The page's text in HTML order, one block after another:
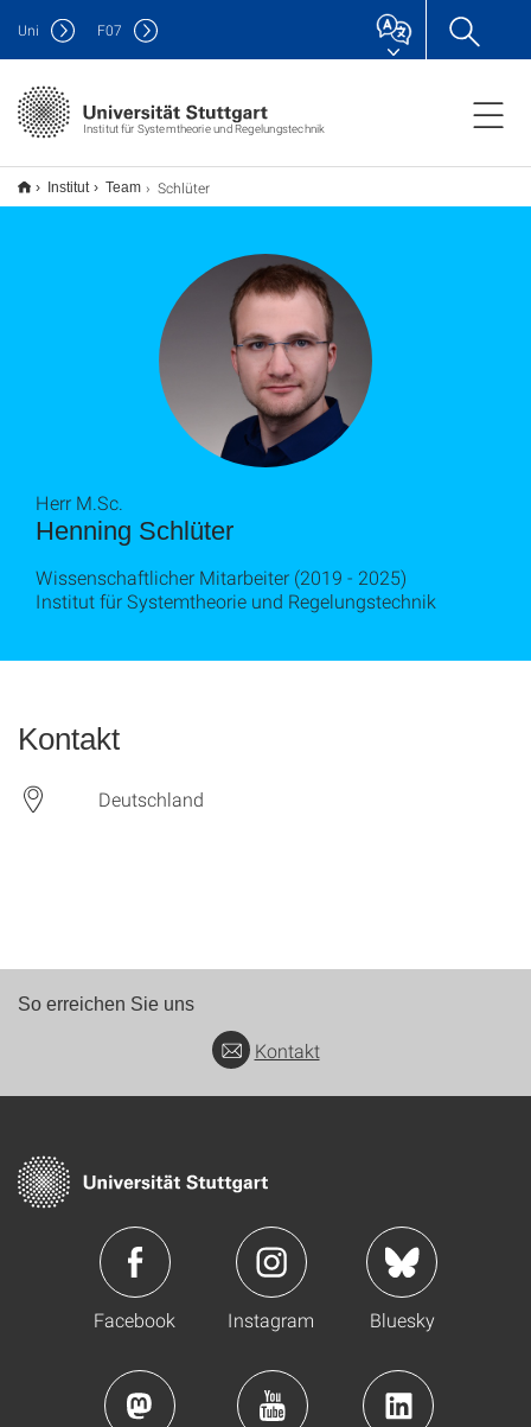
Institut für Systemtheorie und Regelungstechnik
Uni F07
Institut Team Schlüter
Henning Schlüter
Herr M.Sc.
Wissenschaftlicher Mitarbeiter (2019 - 2025)
Institut für Systemtheorie und Regelungstechnik
Kontakt
Deutschland
So erreichen Sie uns
Kontakt
Facebook Instagram Bluesky